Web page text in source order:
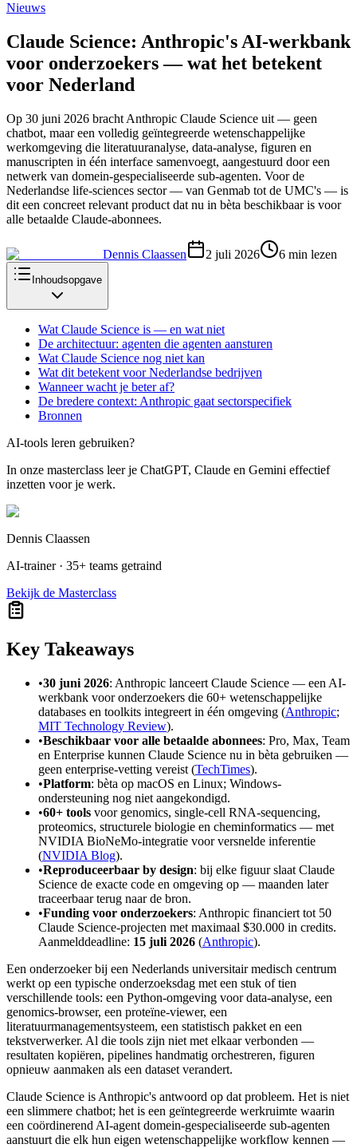
Nieuws
Claude Science: Anthropic's AI-werkbank
voor onderzoekers — wat het betekent
voor Nederland
Op 30 juni 2026 bracht Anthropic Claude Science uit — geen
chatbot, maar een volledig geïntegreerde wetenschappelijke
werkomgeving die literatuuranalyse, data-analyse, figuren en
manuscripten in één interface samenvoegt, aangestuurd door een
netwerk van domein-gespecialiseerde sub-agenten. Voor de
Nederlandse life-sciences sector — van Genmab tot de UMC's — is
dit een concreet relevant product dat nu in bèta beschikbaar is voor
alle betaalde Claude-abonnees.
Dennis Claassen 2 juli 2026 6 min lezen
Inhoudsopgave
Wat Claude Science is — en wat niet
De architectuur: agenten die agenten aansturen
Wat Claude Science nog niet kan
Wat dit betekent voor Nederlandse bedrijven
Wanneer wacht je beter af?
De bredere context: Anthropic gaat sectorspecifiek
Bronnen
AI-tools leren gebruiken?
In onze masterclass leer je ChatGPT, Claude en Gemini effectief
inzetten voor je werk.
Dennis Claassen
AI-trainer · 35+ teams getraind
Bekijk de Masterclass
Key Takeaways
•30 juni 2026: Anthropic lanceert Claude Science — een AI-
werkbank voor onderzoekers die 60+ wetenschappelijke
databases en toolkits integreert in één omgeving (Anthropic;
MIT Technology Review).
•Beschikbaar voor alle betaalde abonnees: Pro, Max, Team
en Enterprise kunnen Claude Science nu in bèta gebruiken —
geen enterprise-vetting vereist (TechTimes).
•Platform: bèta op macOS en Linux; Windows-
ondersteuning nog niet aangekondigd.
•60+ tools voor genomics, single-cell RNA-sequencing,
proteomics, structurele biologie en cheminformatics — met
NVIDIA BioNeMo-integratie voor versnelde inferentie
(NVIDIA Blog).
•Reproduceerbaar by design: bij elke figuur slaat Claude
Science de exacte code en omgeving op — maanden later
traceerbaar terug naar de bron.
•Funding voor onderzoekers: Anthropic financiert tot 50
Claude Science-projecten met maximaal $30.000 in credits.
Aanmelddeadline: 15 juli 2026 (Anthropic).
Een onderzoeker bij een Nederlands universitair medisch centrum
werkt op een typische onderzoeksdag met een stuk of tien
verschillende tools: een Python-omgeving voor data-analyse, een
genomics-browser, een proteïne-viewer, een
literatuurmanagementsysteem, een statistisch pakket en een
tekstverwerker. Al die tools zijn niet met elkaar verbonden —
resultaten kopiëren, pipelines handmatig orchestreren, figuren
opnieuw aanmaken als een dataset verandert.
Claude Science is Anthropic's antwoord op dat probleem. Het is niet
een slimmere chatbot; het is een geïntegreerde werkruimte waarin
een coördinerend AI-agent domein-gespecialiseerde sub-agenten
aanstuurt die elk hun eigen wetenschappelijke workflow kennen —